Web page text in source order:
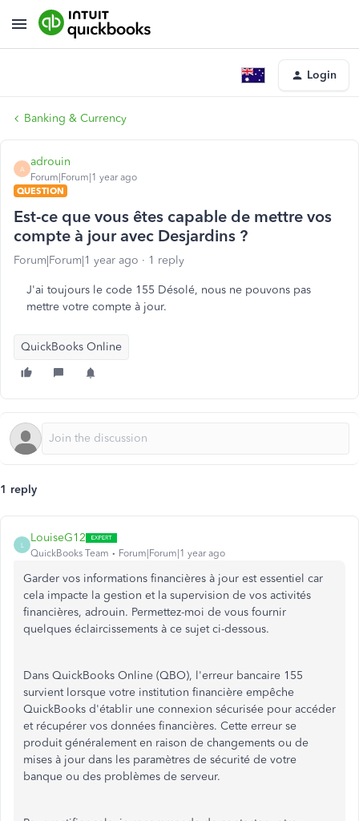
Login
Banking & Currency
A
adrouin
Forum|Forum|1 year ago
QUESTION
Est-ce que vous êtes capable de mettre vos
compte à jour avec Desjardins ?
Forum|Forum|1 year ago 1 reply
J'ai toujours le code 155 Désolé, nous ne pouvons pas
mettre votre compte à jour.
QuickBooks Online
1 reply
L
LouiseG12
QuickBooks Team Forum|Forum|1 year ago
Garder vos informations financières à jour est essentiel car
cela impacte la gestion et la supervision de vos activités
financières, adrouin. Permettez-moi de vous fournir
quelques éclaircissements à ce sujet ci-dessous.
Dans QuickBooks Online (QBO), l'erreur bancaire 155
survient lorsque votre institution financière empêche
QuickBooks d'établir une connexion sécurisée pour accéder
et récupérer vos données financières. Cette erreur se
produit généralement en raison de changements ou de
mises à jour dans les paramètres de sécurité de votre
banque ou des problèmes de serveur.